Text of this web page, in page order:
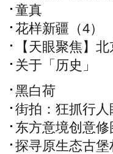
童真
花样新疆（4）
【天眼聚焦】
关于「历史」
黑白荷
街拍：狂抓行人
东方意境创意
探寻原生态古